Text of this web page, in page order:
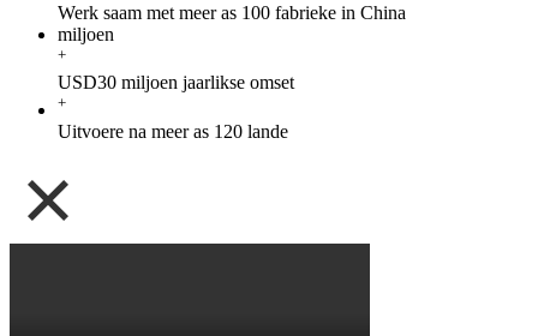
Werk saam met meer as 100 fabrieke in China
miljoen
+
USD30 miljoen jaarlikse omset
+
Uitvoere na meer as 120 lande